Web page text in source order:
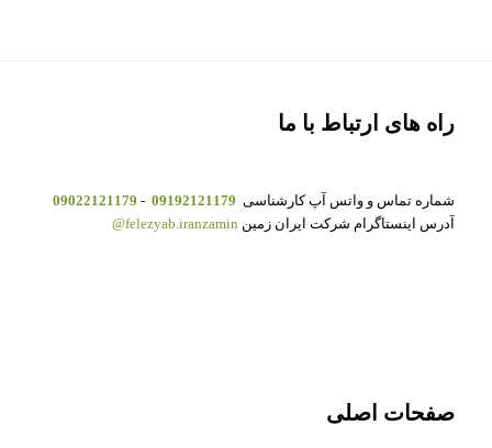
راه های ارتباط با ما
شماره تماس و واتس آپ کارشناسی 09192121179
-
09022121179
آدرس اینستاگرام شرکت ایران زمین felezyab.iranzamin@
صفحات اصلی